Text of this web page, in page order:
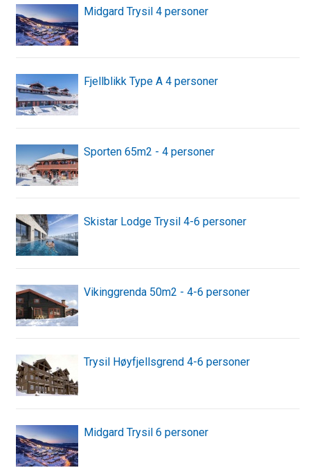
Midgard Trysil 4 personer
Fjellblikk Type A 4 personer
Sporten 65m2 - 4 personer
Skistar Lodge Trysil 4-6 personer
Vikinggrenda 50m2 - 4-6 personer
Trysil Høyfjellsgrend 4-6 personer
Midgard Trysil 6 personer